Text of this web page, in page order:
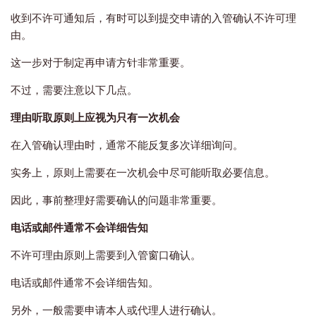
收到不许可通知后，有时可以到提交申请的入管确认不许可理
由。
这一步对于制定再申请方针非常重要。
不过，需要注意以下几点。
理由听取原则上应视为只有一次机会
在入管确认理由时，通常不能反复多次详细询问。
实务上，原则上需要在一次机会中尽可能听取必要信息。
因此，事前整理好需要确认的问题非常重要。
电话或邮件通常不会详细告知
不许可理由原则上需要到入管窗口确认。
电话或邮件通常不会详细告知。
另外，一般需要申请本人或代理人进行确认。